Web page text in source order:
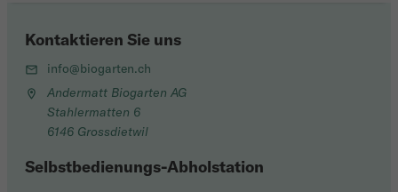
Kontaktieren Sie uns
info@biogarten.ch
Andermatt Biogarten AG
Stahlermatten 6
6146 Grossdietwil
Selbstbedienungs-Abholstation